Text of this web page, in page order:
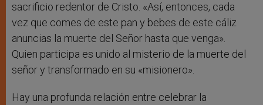
sacrificio redentor de Cristo. «Así, entonces, cada
vez que comes de este pan y bebes de este cáliz
anuncias la muerte del Señor hasta que venga».
Quien participa es unido al misterio de la muerte del
señor y transformado en su «misionero».
Hay una profunda relación entre celebrar la